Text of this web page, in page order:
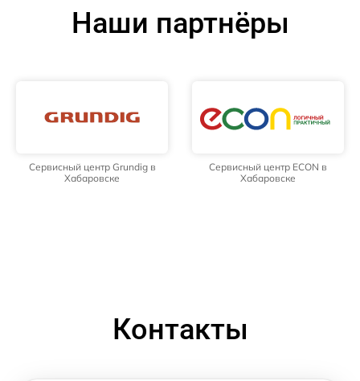
Наши партнёры
Сервисный центр Grundig в
Хабаровске
Сервисный центр ECON в
Хабаровске
Контакты